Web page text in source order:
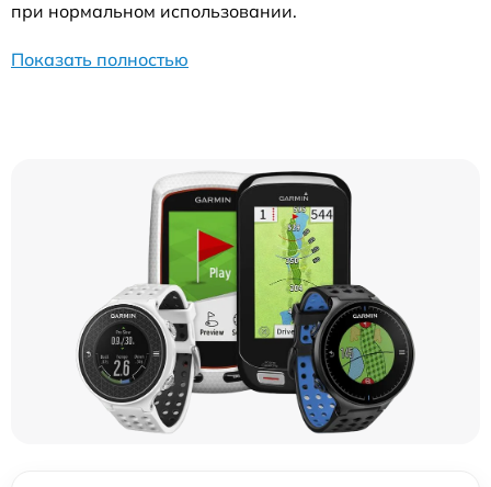
при нормальном использовании.
Показать полностью